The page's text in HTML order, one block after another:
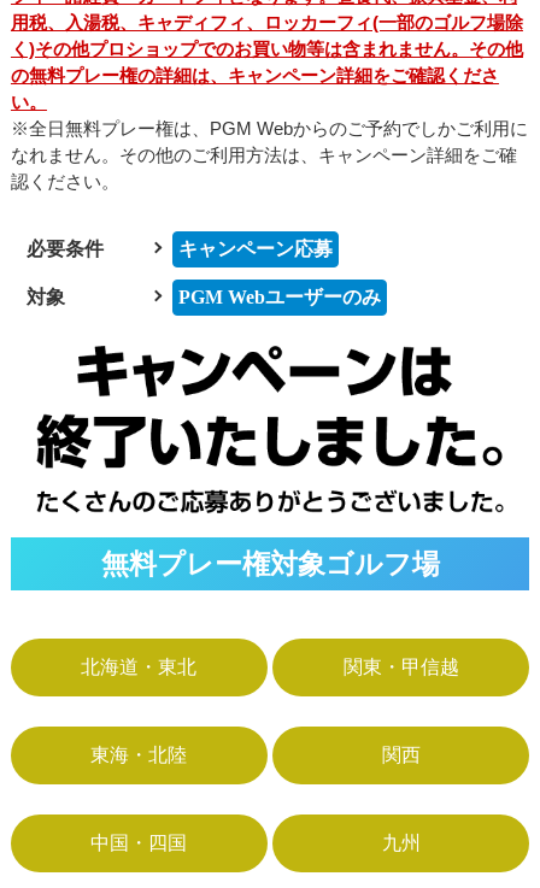
用税、入湯税、キャディフィ、ロッカーフィ(一部のゴルフ場除
く)その他プロショップでのお買い物等は含まれません。その他
の無料プレー権の詳細は、キャンペーン詳細をご確認くださ
い。
※全日無料プレー権は、PGM Webからのご予約でしかご利用に
なれません。その他のご利用方法は、キャンペーン詳細をご確
認ください。
必要条件 キャンペーン応募
対象 PGM Webユーザーのみ
無料プレー権対象ゴルフ場
北海道・東北 関東・甲信越
東海・北陸 関西
中国・四国 九州